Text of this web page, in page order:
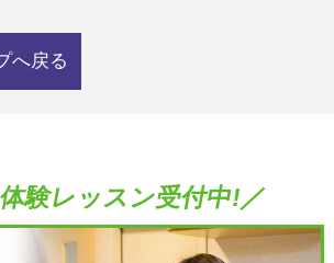
へ戻る
験レッスン受付中!／